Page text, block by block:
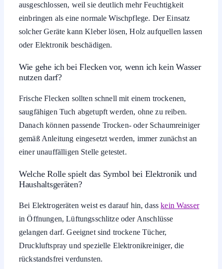
ausgeschlossen, weil sie deutlich mehr Feuchtigkeit
einbringen als eine normale Wischpflege. Der Einsatz
solcher Geräte kann Kleber lösen, Holz aufquellen lassen
oder Elektronik beschädigen.
Wie gehe ich bei Flecken vor, wenn ich kein Wasser
nutzen darf?
Frische Flecken sollten schnell mit einem trockenen,
saugfähigen Tuch abgetupft werden, ohne zu reiben.
Danach können passende Trocken- oder Schaumreiniger
gemäß Anleitung eingesetzt werden, immer zunächst an
einer unauffälligen Stelle getestet.
Welche Rolle spielt das Symbol bei Elektronik und
Haushaltsgeräten?
Bei Elektrogeräten weist es darauf hin, dasskein Wasser
in Öffnungen, Lüftungsschlitze oder Anschlüsse
gelangen darf. Geeignet sind trockene Tücher,
Druckluftspray und spezielle Elektronikreiniger, die
rückstandsfrei verdunsten.